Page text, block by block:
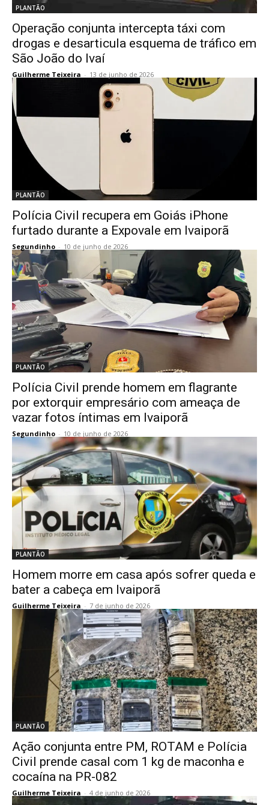
PLANTÃO
Operação conjunta intercepta táxi com
drogas e desarticula esquema de tráfico em
São João do Ivaí
Guilherme Teixeira - 13 de junho de 2026
PLANTÃO
Polícia Civil recupera em Goiás iPhone
furtado durante a Expovale em Ivaiporã
Segundinho - 10 de junho de 2026
PLANTÃO
Polícia Civil prende homem em flagrante
por extorquir empresário com ameaça de
vazar fotos íntimas em Ivaiporã
Segundinho - 10 de junho de 2026
PLANTÃO
Homem morre em casa após sofrer queda e
bater a cabeça em Ivaiporã
Guilherme Teixeira - 7 de junho de 2026
PLANTÃO
Ação conjunta entre PM, ROTAM e Polícia
Civil prende casal com 1 kg de maconha e
cocaína na PR-082
Guilherme Teixeira - 4 de junho de 2026